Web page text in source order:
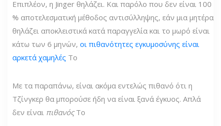
Επιπλέον, η Jinger θηλάζει. Και παρόλο που δεν είναι 100
% αποτελεσματική μέθοδος αντισύλληψης, εάν μια μητέρα
θηλάζει αποκλειστικά κατά παραγγελία και το μωρό είναι
κάτω των 6 μηνών, οι πιθανότητες εγκυμοσύνης είναι
αρκετά χαμηλές Το
Με τα παραπάνω, είναι ακόμα εντελώς πιθανό ότι η
Τζίνγκερ θα μπορούσε ήδη να είναι ξανά έγκυος. Απλά
δεν είναι πιθανόςΤο